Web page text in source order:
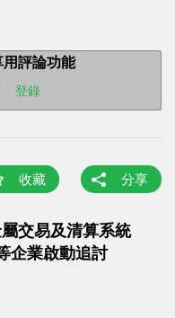
用評論功能
登錄
收藏 分享
交易及清算系統
企業啟動追討